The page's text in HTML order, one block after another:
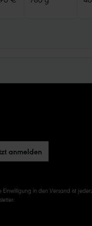
anmelden
Einwilligung in den Versand ist